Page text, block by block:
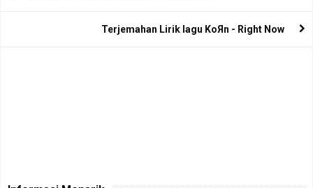
Terjemahan Lirik lagu KoЯn - Right Now